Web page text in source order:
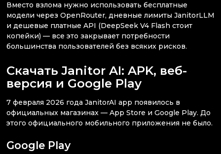
Вместо взлома нужно использовать бесплатные
модели через OpenRouter, дневные лимиты JanitorLLM
и дешевые платные API (DeepSeek V4 Flash стоит
копейки) — все это закрывает потребности
большинства пользователей без всяких рисков.
Скачать Janitor AI: APK, веб-
версия и Google Play
7 февраля 2026 года JanitorAI app появилось в
официальных магазинах — App Store и Google Play. До
этого официального мобильного приложения не было.
Google Play